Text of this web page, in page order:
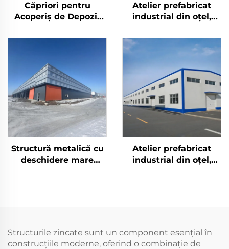
Căpriori pentru
Acoperiș de Depozit
Metalică de Tip
din Oțel pentru
Depozitare
Atelier prefabricat
industrial din oțel,
construcții din oțel
pentru industria
metalurgică
Structură metalică cu
deschidere mare
Atelier prefabricat
industrial din oțel,
Structurile zincate sunt un component esențial în
construcțiile moderne, oferind o combinație de